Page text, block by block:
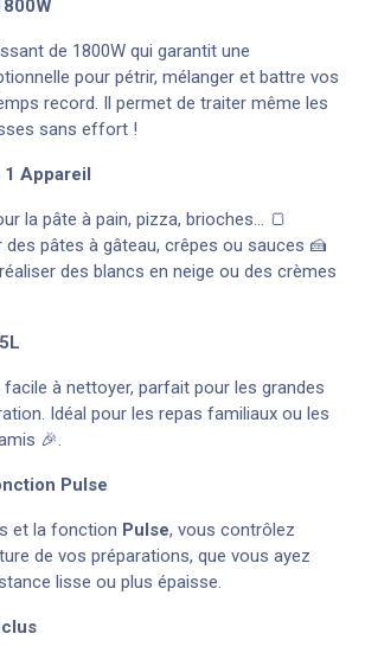
de 1800W qui garantit une
pour pétrir, mélanger et battre vos
record. Il permet de traiter même les
sans effort !
Appareil
la pâte à pain, pizza, brioches… 🍞
des pâtes à gâteau, crêpes ou sauces 🍰
des blancs en neige ou des crèmes
facile à nettoyer, parfait pour les grandes
Idéal pour les repas familiaux ou les
🎉.
Pulse
et la fonction Pulse, vous contrôlez
de vos préparations, que vous ayez
lisse ou plus épaisse.